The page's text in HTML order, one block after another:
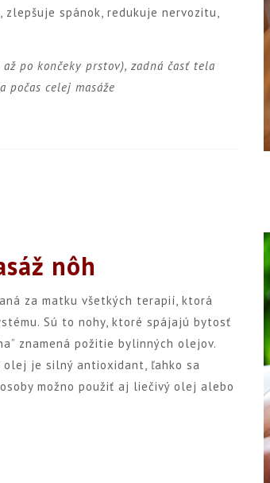
zlepšuje spánok, redukuje nervozitu,
po končeky prstov), zadná časť tela
počas celej masáže
nôh
za matku všetkých terapií, ktorá
Sú to nohy, ktoré spájajú bytosť
znamená požitie bylinných olejov.
olej je silný antioxidant, ľahko sa
možno použiť aj liečivý olej alebo